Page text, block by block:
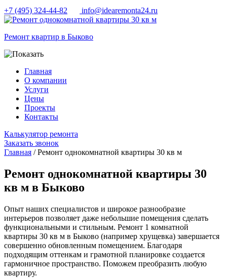
+7 (495) 324-44-82 info@idearemonta24.ru
Ремонт квартир в Быково
Главная
О компании
Услуги
Цены
Проекты
Контакты
Калькулятор ремонта
Заказать звонок
Главная / Ремонт однокомнатной квартиры 30 кв м
Ремонт однокомнатной квартиры 30
кв м в Быково
Опыт наших специалистов и широкое разнообразие
интерьеров позволяет даже небольшие помещения сделать
функциональными и стильным. Ремонт 1 комнатной
квартиры 30 кв м в Быково (например хрущевка) завершается
совершенно обновленным помещением. Благодаря
подходящим оттенкам и грамотной планировке создается
гармоничное пространство. Поможем преобразить любую
квартиру.